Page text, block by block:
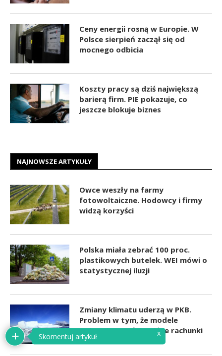
Ceny energii rosną w Europie. W
Polsce sierpień zaczął się od
mocnego odbicia
Koszty pracy są dziś największą
barierą firm. PIE pokazuje, co
jeszcze blokuje biznes
NAJNOWSZE ARTYKUŁY
Owce weszły na farmy
fotowoltaiczne. Hodowcy i firmy
widzą korzyści
Polska miała zebrać 100 proc.
plastikowych butelek. WEI mówi o
statystycznej iluzji
Zmiany klimatu uderzą w PKB.
Problem w tym, że modele
pokazują zupełnie różne rachunki
Skomentuj artykuł x